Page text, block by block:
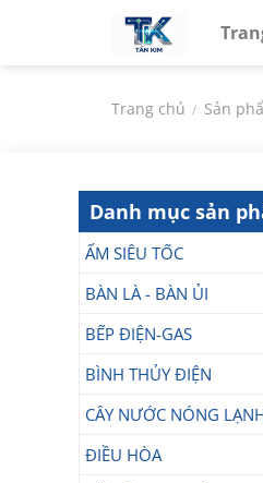
Trang chủ / Sản
Danh mục sản
ẤM SIÊU TỐC
BÀN LÀ - BÀN ỦI
BẾP ĐIỆN-GAS
BÌNH THỦY ĐIỆN
CÂY NƯỚC NÓNG
ĐIỀU HÒA